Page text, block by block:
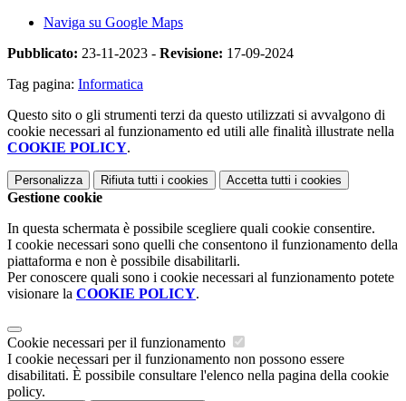
Naviga su Google Maps
Pubblicato: 23-11-2023 - Revisione: 17-09-2024
Tag pagina: Informatica
Questo sito o gli strumenti terzi da questo utilizzati si avvalgono di
cookie necessari al funzionamento ed utili alle finalità illustrate nella
COOKIE POLICY.
Personalizza Rifiuta tutti i cookies Accetta tutti i cookies
Gestione cookie
In questa schermata è possibile scegliere quali cookie consentire.
I cookie necessari sono quelli che consentono il funzionamento della
piattaforma e non è possibile disabilitarli.
Per conoscere quali sono i cookie necessari al funzionamento potete
visionare la COOKIE POLICY.
Cookie necessari per il funzionamento
I cookie necessari per il funzionamento non possono essere
disabilitati. È possibile consultare l'elenco nella pagina della cookie
policy.